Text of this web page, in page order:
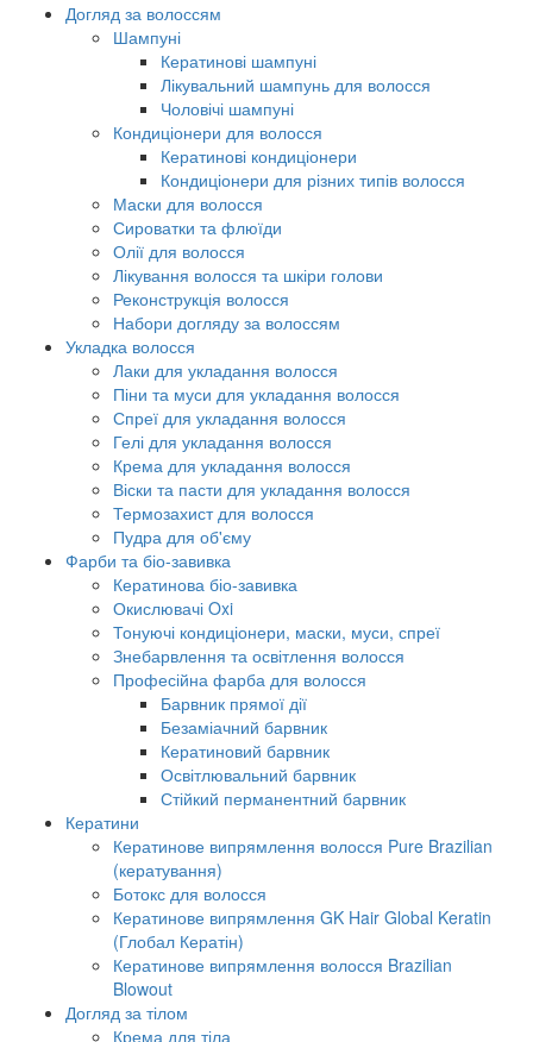
Догляд за волоссям
Шампуні
Кератинові шампуні
Лікувальний шампунь для волосся
Чоловічі шампуні
Кондиціонери для волосся
Кератинові кондиціонери
Кондиціонери для різних типів волосся
Маски для волосся
Сироватки та флюїди
Олії для волосся
Лікування волосся та шкіри голови
Реконструкція волосся
Набори догляду за волоссям
Укладка волосся
Лаки для укладання волосся
Піни та муси для укладання волосся
Спреї для укладання волосся
Гелі для укладання волосся
Крема для укладання волосся
Віски та пасти для укладання волосся
Термозахист для волосся
Пудра для об'єму
Фарби та біо-завивка
Кератинова біо-завивка
Окислювачі Oxi
Тонуючі кондиціонери, маски, муси, спреї
Знебарвлення та освітлення волосся
Професійна фарба для волосся
Барвник прямої дії
Безаміачний барвник
Кератиновий барвник
Освітлювальний барвник
Стійкий перманентний барвник
Кератини
Кератинове випрямлення волосся Pure Brazilian
(кератування)
Ботокс для волосся
Кератинове випрямлення GK Hair Global Keratin
(Глобал Кератін)
Кератинове випрямлення волосся Brazilian
Blowout
Догляд за тілом
Крема для тіла